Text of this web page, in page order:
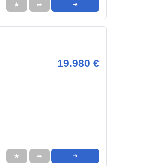
★ ➦ ➜
19.980 €
★ ➦ ➜